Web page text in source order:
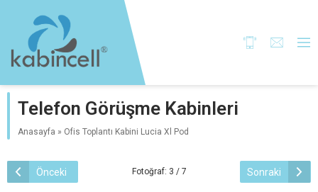
Telefon Görüşme Kabinleri
Anasayfa » Ofis Toplantı Kabini Lucia Xl Pod
Önceki Fotoğraf: 3 / 7 Sonraki